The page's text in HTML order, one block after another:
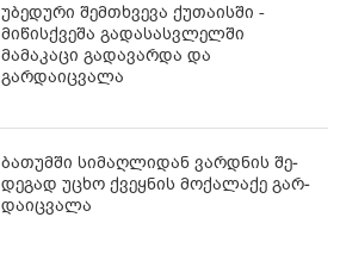
უბედური შემთხვევა ქუთაისში -
მიწისქვეშა გადასასვლელში
მამაკაცი გადავარდა და
გარდაიცვალა
ბა­თუმ­ში სი­მაღ­ლი­დან ვარ­დნის შე­
დე­გად უცხო ქვეყ­ნის მო­ქა­ლა­ქე გარ­
და­იც­ვა­ლა